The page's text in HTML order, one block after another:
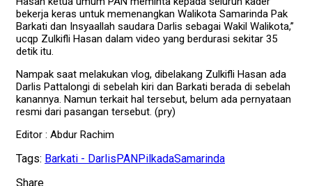
bekerja keras untuk memenangkan Walikota Samarinda Pak
Barkati dan Insyaallah saudara Darlis sebagai Wakil Walikota,”
ucqp Zulkifli Hasan dalam video yang berdurasi sekitar 35
detik itu.
Nampak saat melakukan vlog, dibelakang Zulkifli Hasan ada
Darlis Pattalongi di sebelah kiri dan Barkati berada di sebelah
kanannya. Namun terkait hal tersebut, belum ada pernyataan
resmi dari pasangan tersebut. (pry)
Editor : Abdur Rachim
Tags: Barkati - DarlisPANPilkadaSamarinda
Share